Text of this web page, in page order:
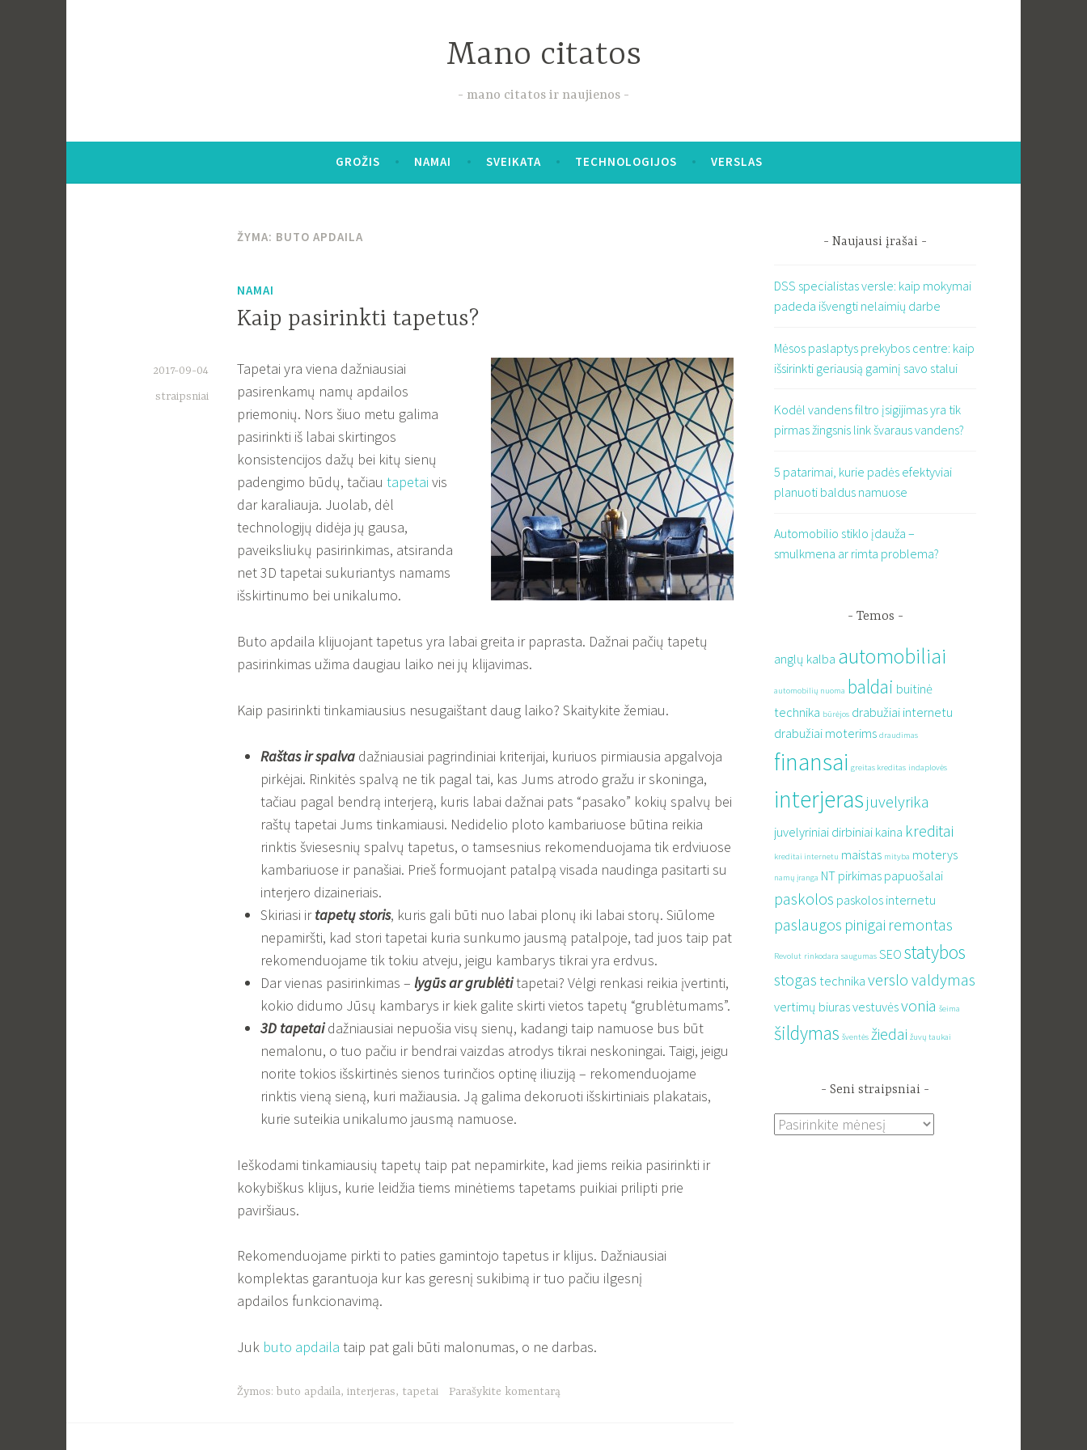
Mano citatos
mano citatos ir naujienos
GROŽIS NAMAI SVEIKATA TECHNOLOGIJOS VERSLAS
ŽYMA: BUTO APDAILA
NAMAI
Kaip pasirinkti tapetus?
2017-09-04
straipsniai
Tapetai yra viena dažniausiai
pasirenkamų namų apdailos
priemonių. Nors šiuo metu galima
pasirinkti iš labai skirtingos
konsistencijos dažų bei kitų sienų
padengimo būdų, tačiau tapetai vis
dar karaliauja. Juolab, dėl
technologijų didėja jų gausa,
paveiksliukų pasirinkimas, atsiranda
net 3D tapetai sukuriantys namams
išskirtinumo bei unikalumo.
Buto apdaila klijuojant tapetus yra labai greita ir paprasta. Dažnai pačių tapetų
pasirinkimas užima daugiau laiko nei jų klijavimas.
Kaip pasirinkti tinkamiausius nesugaištant daug laiko? Skaitykite žemiau.
Raštas ir spalvadažniausiai pagrindiniai kriterijai, kuriuos pirmiausia apgalvoja
pirkėjai. Rinkitės spalvą ne tik pagal tai, kas Jums atrodo gražu ir skoninga,
tačiau pagal bendrą interjerą, kuris labai dažnai pats “pasako” kokių spalvų bei
raštų tapetai Jums tinkamiausi. Nedidelio ploto kambariuose būtina reikia
rinktis šviesesnių spalvų tapetus, o tamsesnius rekomenduojama tik erdviuose
kambariuose ir panašiai. Prieš formuojant patalpą visada naudinga pasitarti su
interjero dizaineriais.
Skiriasi irtapetų storis, kuris gali būti nuo labai plonų iki labai storų. Siūlome
nepamiršti, kad stori tapetai kuria sunkumo jausmą patalpoje, tad juos taip pat
rekomenduojame tik tokiu atveju, jeigu kambarys tikrai yra erdvus.
Dar vienas pasirinkimas – lygūs ar grublėtitapetai? Vėlgi renkasi reikia įvertinti,
kokio didumo Jūsų kambarys ir kiek galite skirti vietos tapetų “grublėtumams”.
3D tapetai dažniausiai nepuošia visų sienų, kadangi taip namuose bus būt
nemalonu, o tuo pačiu ir bendrai vaizdas atrodys tikrai neskoningai. Taigi, jeigu
norite tokios išskirtinės sienos turinčios optinę iliuziją – rekomenduojame
rinktis vieną sieną, kuri mažiausia. Ją galima dekoruoti išskirtiniais plakatais,
kurie suteikia unikalumo jausmą namuose.
Ieškodami tinkamiausių tapetų taip pat nepamirkite, kad jiems reikia pasirinkti ir
kokybiškus klijus, kurie leidžia tiems minėtiems tapetams puikiai prilipti prie
paviršiaus.
Rekomenduojame pirkti to paties gamintojo tapetus ir klijus. Dažniausiai
komplektas garantuoja kur kas geresnį sukibimą ir tuo pačiu ilgesnį
apdailos funkcionavimą.
Juk buto apdaila taip pat gali būti malonumas, o ne darbas.
Žymos: buto apdaila, interjeras, tapetai Parašykite komentarą
Naujausi įrašai
DSS specialistas versle: kaip mokymai
padeda išvengti nelaimių darbe
Mėsos paslaptys prekybos centre: kaip
išsirinkti geriausią gaminį savo stalui
Kodėl vandens filtro įsigijimas yra tik
pirmas žingsnis link švaraus vandens?
5 patarimai, kurie padės efektyviai
planuoti baldus namuose
Automobilio stiklo įdauža –
smulkmena ar rimta problema?
Temos
anglų kalba automobiliai
automobilių nuoma baldai buitinė
technika būrėjos drabužiai internetu
drabužiai moterims draudimas
finansai greitas kreditas indaplovės
interjeras juvelyrika
juvelyriniai dirbiniai kaina kreditai
kreditai internetu maistas mityba moterys
namų įranga NT pirkimas papuošalai
paskolos paskolos internetu
paslaugos pinigai remontas
Revolut rinkodara saugumas SEO statybos
stogas technika verslo valdymas
vertimų biurasvestuvėsvonia šeima
šildymas šventės žiedai žuvų taukai
Seni straipsniai
Seni